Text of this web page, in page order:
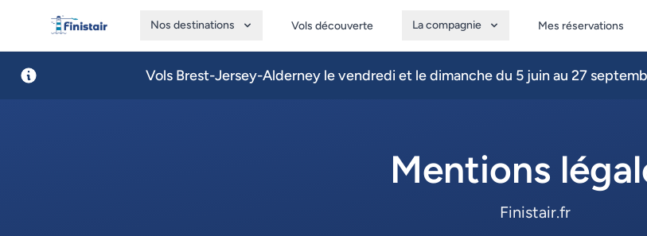
Finistair
Nos destinations Vols découverte La compagnie Mes réservations
Vols Brest-Jersey-Alderney le vendredi et le dimanche du 5 juin au 27
Mentions
Finistair.fr